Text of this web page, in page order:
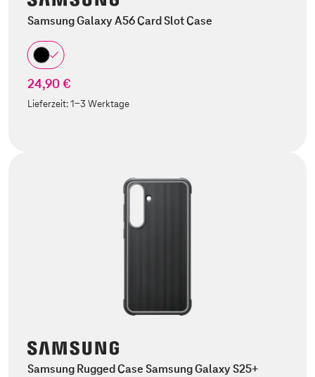
Samsung Galaxy A56 Card Slot Case
24,90 €
Lieferzeit:1-3 Werktage
Samsung Rugged Case Samsung Galaxy S25+